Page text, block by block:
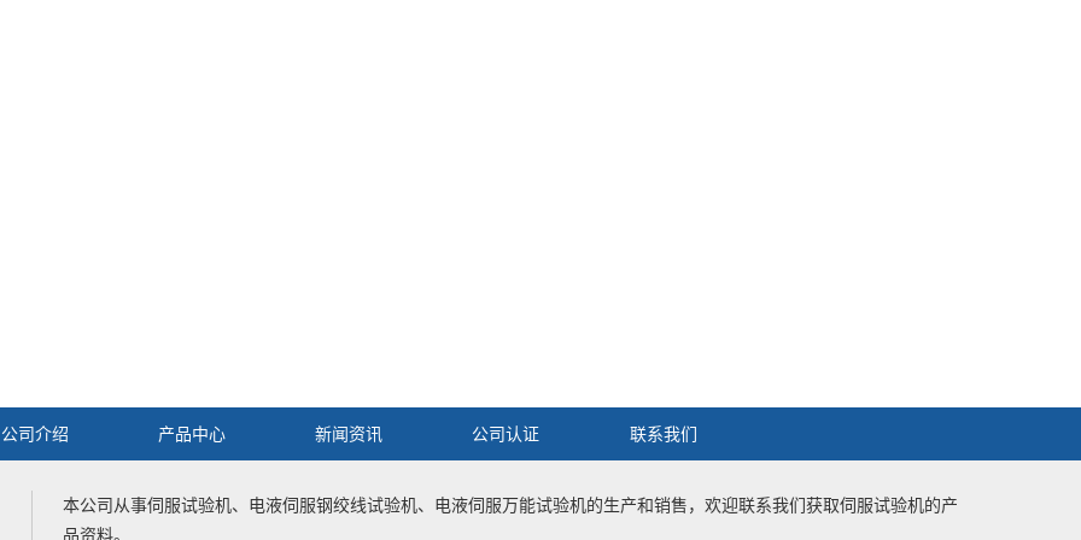
公司介绍 产品中心 新闻资讯 公司认证 联系我们
本公司从事伺服试验机、 电液伺服钢绞线试验机、 电液伺服万能试验机的生产和销售，欢迎联系我们获取伺服试验机的产
品资料。